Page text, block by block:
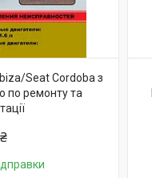
Seat Cordoba з
по ремонту та